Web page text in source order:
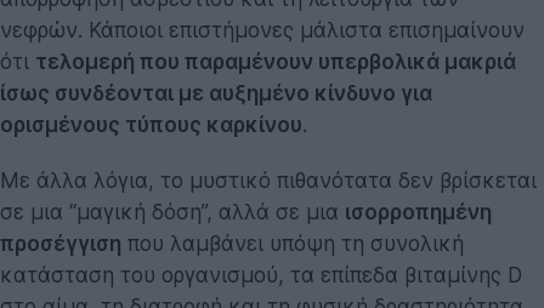
νεφρών. Κάποιοι επιστήμονες μάλιστα επισημαίνουν
ότι τελομερή που παραμένουν υπερβολικά μακριά
ίσως συνδέονται με αυξημένο κίνδυνο για
ορισμένους τύπους καρκίνου.
Με άλλα λόγια, το μυστικό πιθανότατα δεν βρίσκεται
σε μια “μαγική δόση”, αλλά σε μια ισορροπημένη
προσέγγιση που λαμβάνει υπόψη τη συνολική
κατάσταση του οργανισμού, τα επίπεδα βιταμίνης D